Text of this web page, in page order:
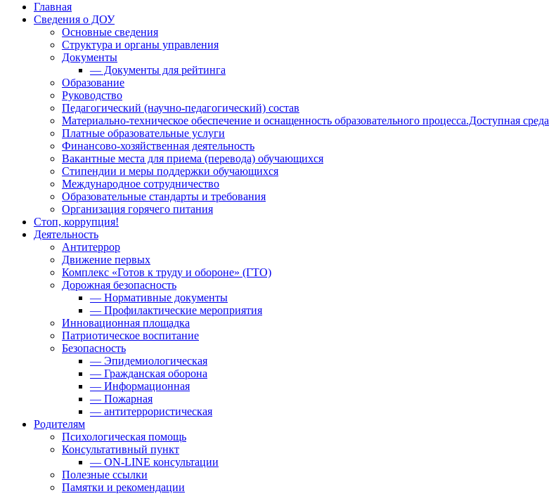
Главная
Сведения о ДОУ
Основные сведения
Структура и органы управления
Документы
— Документы для рейтинга
Образование
Руководство
Педагогический (научно-педагогический) состав
Материально-техническое обеспечение и оснащенность образовательного процесса.Доступная среда
Платные образовательные услуги
Финансово-хозяйственная деятельность
Вакантные места для приема (перевода) обучающихся
Стипендии и меры поддержки обучающихся
Международное сотрудничество
Образовательные стандарты и требования
Организация горячего питания
Стоп, коррупция!
Деятельность
Антитеррор
Движение первых
Комплекс «Готов к труду и обороне» (ГТО)
Дорожная безопасность
— Нормативные документы
— Профилактические мероприятия
Инновационная площадка
Патриотическое воспитание
Безопасность
— Эпидемиологическая
— Гражданская оборона
— Информационная
— Пожарная
— антитеррористическая
Родителям
Психологическая помощь
Консультативный пункт
— ON-LINE консультации
Полезные ссылки
Памятки и рекомендации